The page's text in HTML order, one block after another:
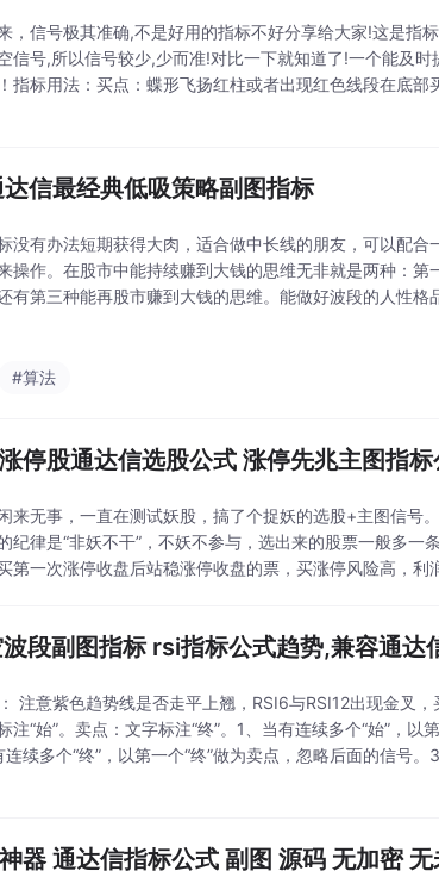
，信号极其准确,不是好用的指标不好分享给大家!这是指
信号,所以信号较少,少而准!对比一下就知道了!一个能及
指标用法：买点：蝶形飞扬红柱或者出现红色线段在底部
信最经典低吸策略副图指标
没有办法短期获得大肉，适合做中长线的朋友，可以配合
操作。在股市中能持续赚到大钱的思维无非就是两种：第
有第三种能再股市赚到大钱的思维。能做好波段的人性格
#算法
停股通达信选股公式 涨停先兆主图指
来无事，一直在测试妖股，搞了个捉妖的选股+主图信号
纪律是“非妖不干”，不妖不参与，选出来的股票一般多一
第一次涨停收盘后站稳涨停收盘的票，买涨停风险高，利
段副图指标 rsi指标公式趋势,兼容通达
注意紫色趋势线是否走平上翘，RSI6与RSI12出现金叉
注“始”。卖点：文字标注“终”。1、当有连续多个“始”，以
续多个“终”，以第一个“终”做为卖点，忽略后面的信号
器 通达信指标公式 副图 源码 无加密